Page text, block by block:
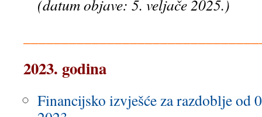
(datum objave: 5. veljače 2025.)
2023. godina
Financijsko izvješće za razdoblje od